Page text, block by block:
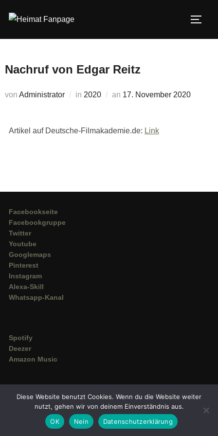
Inhalt
Nachruf von Edgar Reitz
von Administrator in 2020 an Veröffentlicht
17. November 2020
Artikel auf Deutsche-Filmakademie.de: Link
Facebookseite
Facebookgruppe
Twitter
Youtube
Googlemaps
Pinterest
Instagram
Alexa-Skill
Whatsapp-Kanal
Spotify
Deezer
Amazon Music
Diese Website benutzt Cookies. Wenn du die Website weiter
nutzt, gehen wir von deinem Einverständnis aus.
OK
Nein Datenschutzerklärung